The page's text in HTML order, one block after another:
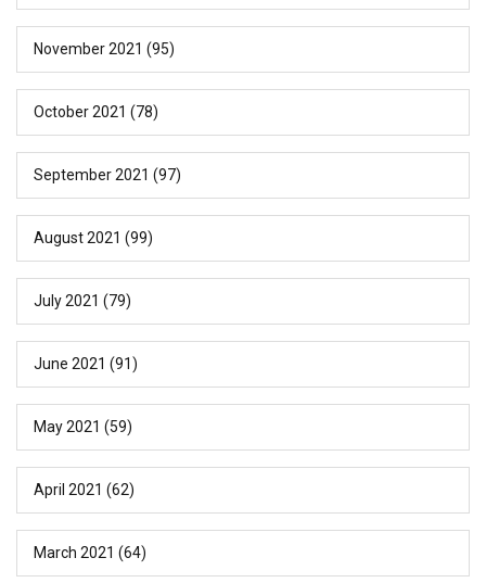
November 2021 (95)
October 2021 (78)
September 2021 (97)
August 2021 (99)
July 2021 (79)
June 2021 (91)
May 2021 (59)
April 2021 (62)
March 2021 (64)